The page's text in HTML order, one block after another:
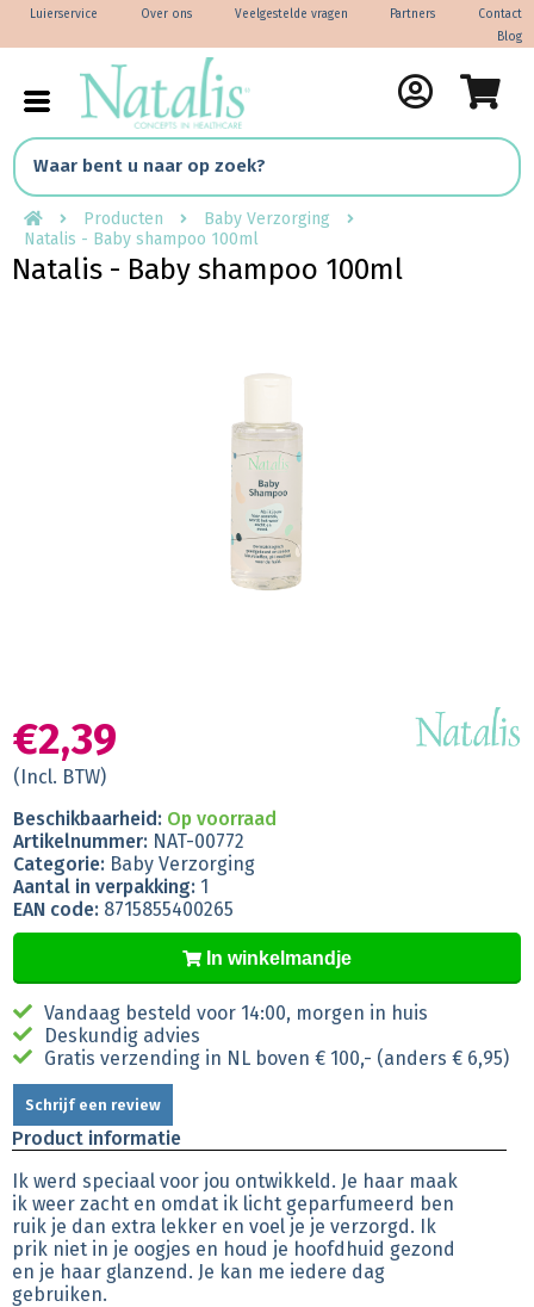
Contact
Partners
Veelgestelde vragen
Over ons
Luierservice
Blog
Producten
Baby Verzorging
Natalis - Baby shampoo 100ml
Natalis - Baby shampoo 100ml
€2,39
(Incl. BTW)
Beschikbaarheid: Op voorraad
Artikelnummer: NAT-00772
Categorie: Baby Verzorging
Aantal in verpakking: 1
EAN code: 8715855400265
In winkelmandje
Vandaag besteld voor 14:00, morgen in huis
Deskundig advies
Gratis verzending in NL boven € 100,- (anders € 6,95)
Schrijf een review
Product informatie
Ik werd speciaal voor jou ontwikkeld. Je haar maak
ik weer zacht en omdat ik licht geparfumeerd ben
ruik je dan extra lekker en voel je je verzorgd. Ik
prik niet in je oogjes en houd je hoofdhuid gezond
en je haar glanzend. Je kan me iedere dag
gebruiken.